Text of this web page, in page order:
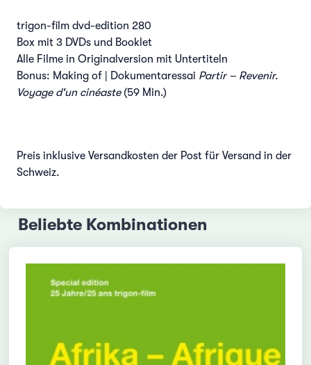
trigon-film dvd-edition 280
Box mit 3 DVDs und Booklet
Alle Filme in Originalversion mit Untertiteln
Bonus: Making of | Dokumentaressai Partir – Revenir.
Voyage d'un cinéaste(59 Min.)
Preis inklusive Versandkosten der Post für Versand in der
Schweiz.
Beliebte Kombinationen